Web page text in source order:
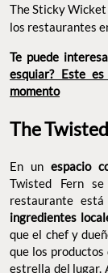
The Sticky Wicket
los restaurantes
Te puede
esquiar? Este
momento
The
En unespacio
Twisted Fern
restaurante
ingredientes
que el chef y
que los productos
estrella del lugar.